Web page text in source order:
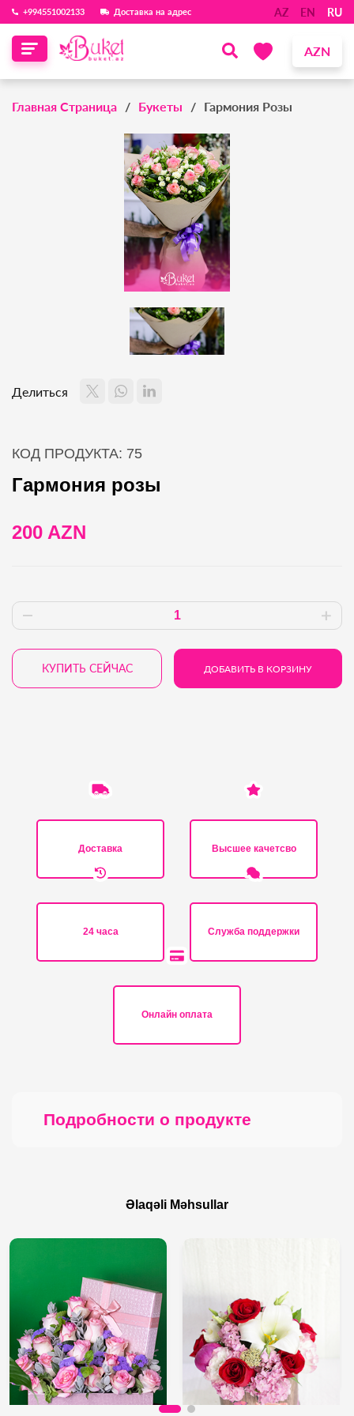
‪+994551002133‬ Доставка на адрес AZ EN RU
AZN
Главная Страница Букеты Гармония Розы
Делиться
КОД ПРОДУКТА: 75
Гармония розы
200 AZN
КУПИТЬ СЕЙЧАС ДОБАВИТЬ В КОРЗИНУ
Доставка Высшее качетсво
24 часа Служба поддержки
Онлайн оплата
Подробности о продукте
Əlaqəli Məhsullar